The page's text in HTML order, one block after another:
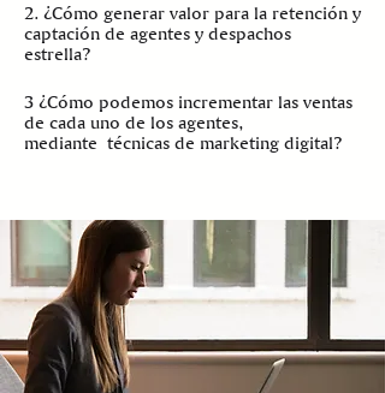
2. ¿Cómo generar valor para la retención y
captación de agentes y despachos
estrella?
3 ¿Cómo podemos incrementar las ventas
de cada uno de los agentes,
mediante técnicas de marketing digital?